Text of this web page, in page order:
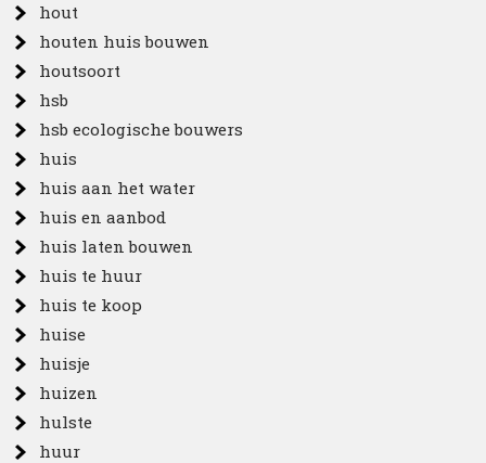
hout
houten huis bouwen
houtsoort
hsb
hsb ecologische bouwers
huis
huis aan het water
huis en aanbod
huis laten bouwen
huis te huur
huis te koop
huise
huisje
huizen
hulste
huur